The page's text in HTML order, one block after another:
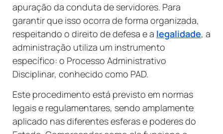
apuração da conduta de servidores. Para
garantir que isso ocorra de forma organizada,
respeitando o direito de defesa e a legalidade, a
administração utiliza um instrumento
específico: o Processo Administrativo
Disciplinar, conhecido como PAD.
Este procedimento está previsto em normas
legais e regulamentares, sendo amplamente
aplicado nas diferentes esferas e poderes do